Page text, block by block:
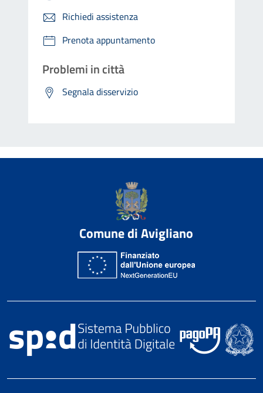
Richiedi assistenza
Prenota appuntamento
Problemi in città
Segnala disservizio
Comune di Avigliano